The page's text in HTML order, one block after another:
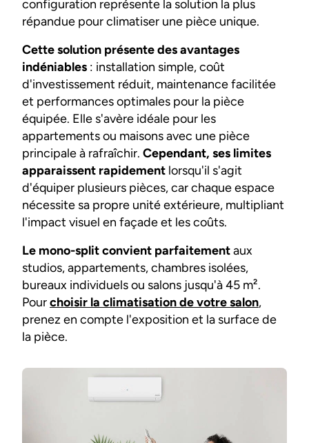
configuration représente la solution la plus
répandue pour climatiser une pièce unique.
Cette solution présente des avantages
indéniables : installation simple, coût
d'investissement réduit, maintenance facilitée
et performances optimales pour la pièce
équipée. Elle s'avère idéale pour les
appartements ou maisons avec une pièce
principale à rafraîchir. Cependant, ses limites
apparaissent rapidement lorsqu'il s'agit
d'équiper plusieurs pièces, car chaque espace
nécessite sa propre unité extérieure, multipliant
l'impact visuel en façade et les coûts.
Le mono-split convient parfaitementaux
studios, appartements, chambres isolées,
bureaux individuels ou salons jusqu'à 45 m².
Pourchoisir la climatisation de votre salon,
prenez en compte l'exposition et la surface de
la pièce.